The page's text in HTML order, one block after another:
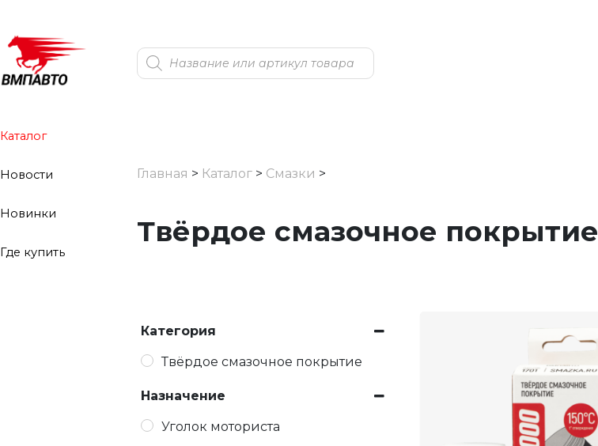
Каталог
Новости
Новинки
Где купить
Поиск
товаров
Главная > Каталог> Смазки >
Твёрдое смазочное покрытие
Категория
Твёрдое смазочное покрытие
Назначение
Уголок моториста